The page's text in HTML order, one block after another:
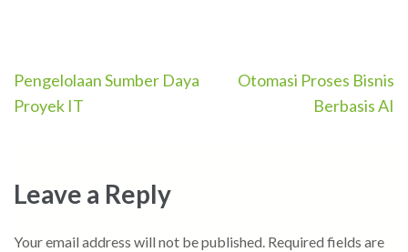
Post
navigation
Pengelolaan Sumber Daya
Proyek IT
Otomasi Proses Bisnis
Berbasis AI
Leave a Reply
Your email address will not be published. Required fields are